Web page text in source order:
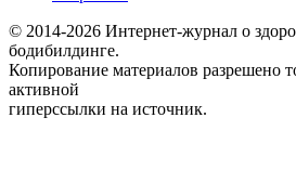
© 2014-2026 Интернет-журнал о
бодибилдинге.
Копирование материалов разрешено
активной
гиперссылки на источник.